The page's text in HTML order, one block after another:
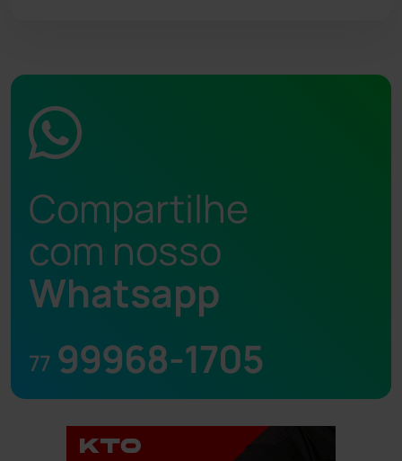
Compartilhe
com nosso
Whatsapp
77 99968-1705